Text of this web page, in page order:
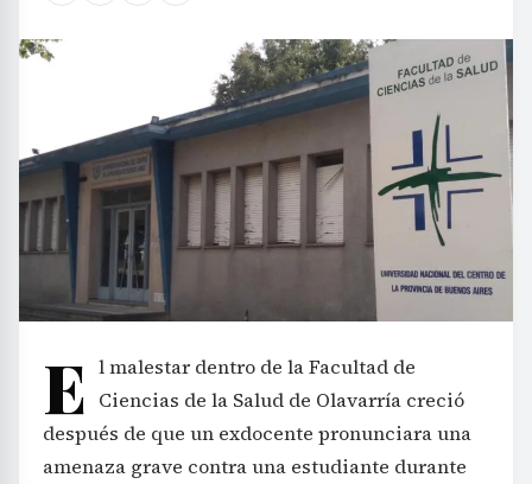
E l malestar dentro de la Facultad de
Ciencias de la Salud de Olavarría creció
después de que un exdocente pronunciara una
amenaza grave contra una estudiante durante